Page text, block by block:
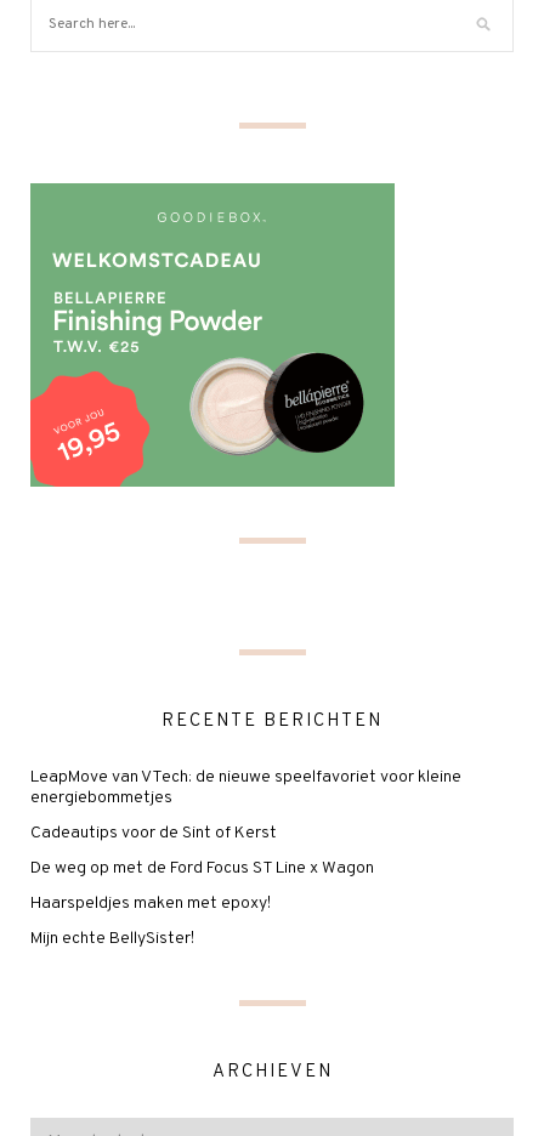
RECENTE BERICHTEN
LeapMove van VTech: de nieuwe speelfavoriet voor kleine
energiebommetjes
Cadeautips voor de Sint of Kerst
De weg op met de Ford Focus ST Line x Wagon
Haarspeldjes maken met epoxy!
Mijn echte BellySister!
ARCHIEVEN